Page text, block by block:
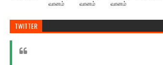
வானம்
வானம்
வானம்
TWITTER